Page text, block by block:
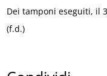
Dei tamponi eseguiti, il
(f.d.)